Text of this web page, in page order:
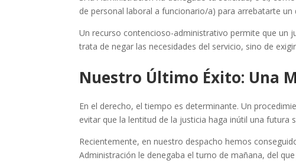
de personal laboral a funcionario/a) para arrebatarte
Un recurso contencioso-administrativo permite que un
trata de negar las necesidades del servicio, sino de
Nuestro Último Éxito: Una
En el derecho, el tiempo es determinante. Un
evitar que la lentitud de la justicia haga inútil una
Recientemente, en nuestro despacho hemos
Administración le denegaba el turno de mañana, del